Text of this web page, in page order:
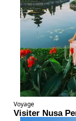
Voyage
Visiter Nusa